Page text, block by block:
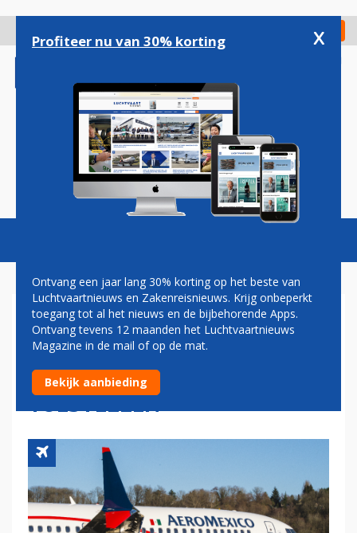
gaan
Check in
Magazine Podcasts Vacatures
AEROMEXICO SLUIT DEAL
VOOR TWAALF EXTRA
BOEING 737 MAX-
TOESTELLEN
Profiteer nu van 30% korting x
Ontvang een jaar lang 30% korting op het beste van
Luchtvaartnieuws en Zakenreisnieuws. Krijg onbeperkt
toegang tot al het nieuws en de bijbehorende Apps.
Ontvang tevens 12 maanden het Luchtvaartnieuws
Magazine in de mail of op de mat.
Bekijk aanbieding